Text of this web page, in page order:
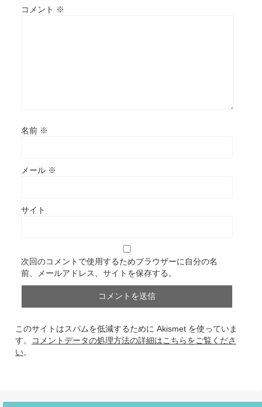
コメント ※
名前 ※
メール ※
サイト
次回のコメントで使用するためブラウザーに自分の名
前、メールアドレス、サイトを保存する。
このサイトはスパムを低減するために Akismet を使っていま
す。
コメントデータの処理方法の詳細はこちらをご覧くださ
い。